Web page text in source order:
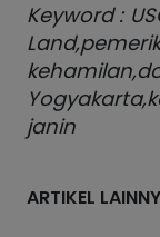
Keyword :
janin
ARTIKEL